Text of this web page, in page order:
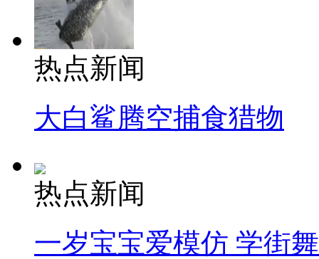
热点新闻
大白鲨腾空捕食猎物
热点新闻
一岁宝宝爱模仿 学街